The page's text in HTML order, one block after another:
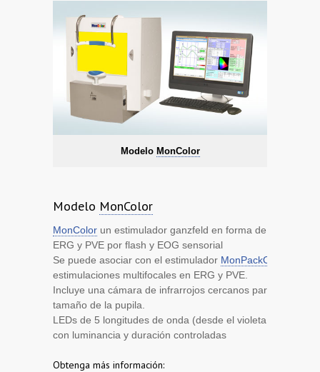
Modelo MonColor
Modelo MonColor
MonColor un estimulador ganzfeld en forma de cuenco,
ERG y PVE por flash y EOG sensorial
Se puede asociar con el estimulador MonPackONE
estimulaciones multifocales en ERG y PVE.
Incluye una cámara de infrarrojos cercanos para controlar
tamaño de la pupila.
LEDs de 5 longitudes de onda (desde el violeta hasta el
con luminancia y duración controladas
Obtenga más información: